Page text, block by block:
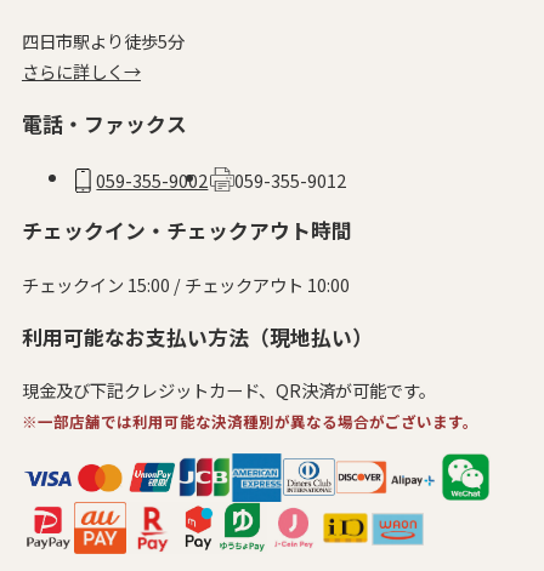
四日市駅より徒歩5分
さらに詳しく→
電話・ファックス
059-355-9002 059-355-9012
チェックイン・チェックアウト時間
チェックイン 15:00 / チェックアウト 10:00
利用可能なお支払い方法（現地払い）
現金及び下記クレジットカード、QR決済が可能です。
※一部店舗では利用可能な決済種別が異なる場合がございます。